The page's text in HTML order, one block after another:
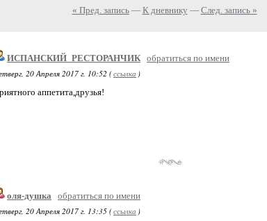
« Пред. запись— К дневнику — След. запись »
ИСПАНСКИЙ_РЕСТОРАНЧИК обратиться по имени
20 Апреля 2017 г. 10:52 (ссылка )
аппетита,друзья!
оля-душка
обратиться по имени
20 Апреля 2017 г. 13:35 (ссылка )